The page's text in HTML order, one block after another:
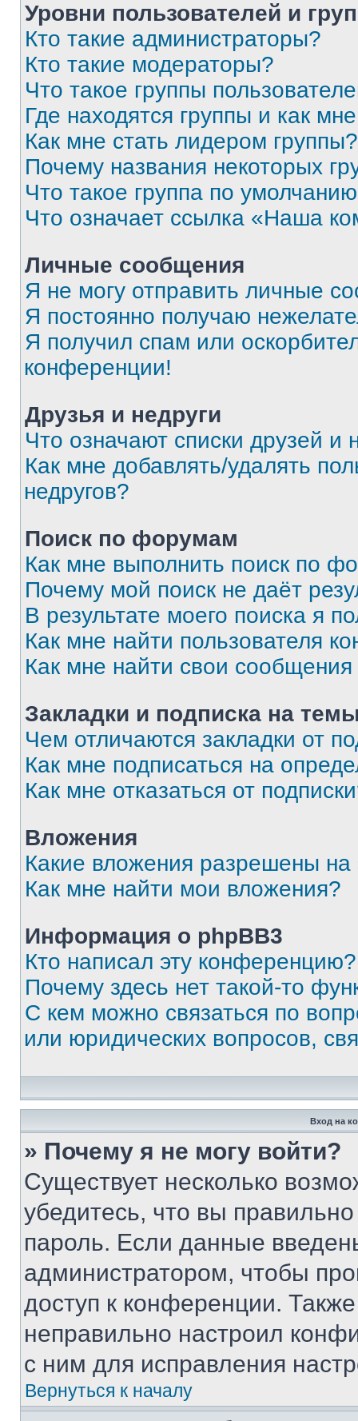
Уровни пользователей и
Кто такие администраторы?
Кто такие модераторы?
Что такое группы
Где находятся группы и как
Как мне стать лидером группы?
Почему названия некоторых
Что такое группа по
Что означает ссылка «Наша
Личные сообщения
Я не могу отправить личные
Я постоянно получаю
Я получил спам или
конференции!
Друзья и недруги
Что означают списки друзей и
Как мне добавлять/удалять
недругов?
Поиск по форумам
Как мне выполнить поиск по
Почему мой поиск не даёт
В результате моего поиска я
Как мне найти пользователя
Как мне найти свои
Закладки и подписка на
Чем отличаются закладки от
Как мне подписаться на
Как мне отказаться от
Вложения
Какие вложения разрешены
Как мне найти мои вложения?
Информация о phpBB3
Кто написал эту конференцию?
Почему здесь нет такой-то
С кем можно связаться по
или юридических вопросов,
Вход на
» Почему я не могу войти?
Существует несколько
убедитесь, что вы
пароль. Если данные
администратором, чтобы
доступ к конференции.
неправильно настроил
с ним для исправления
Вернуться к началу